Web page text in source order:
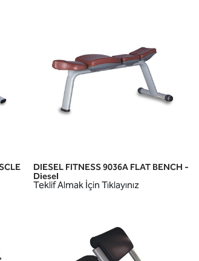
HIZLI GÖRÜNÜM
DIESEL FITNESS 9036A FLAT BENCH -
Diesel
Teklif Almak İçin Tıklayınız